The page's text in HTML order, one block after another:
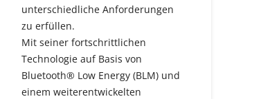
unterschiedliche Anforderungen
zu erfüllen.
Mit seiner fortschrittlichen
Technologie auf Basis von
Bluetooth® Low Energy (BLM) und
einem weiterentwickelten